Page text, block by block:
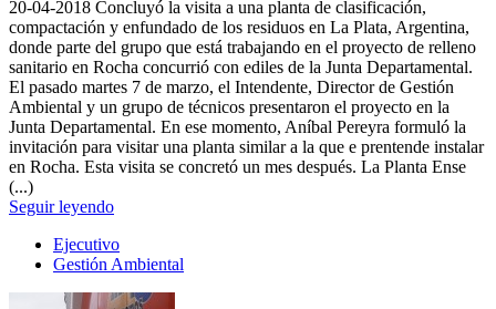
20-04-2018 Concluyó la visita a una planta de clasificación,
compactación y enfundado de los residuos en La Plata, Argentina,
donde parte del grupo que está trabajando en el proyecto de relleno
sanitario en Rocha concurrió con ediles de la Junta Departamental.
El pasado martes 7 de marzo, el Intendente, Director de Gestión
Ambiental y un grupo de técnicos presentaron el proyecto en la
Junta Departamental. En ese momento, Aníbal Pereyra formuló la
invitación para visitar una planta similar a la que e prentende instalar
en Rocha. Esta visita se concretó un mes después. La Planta Ense
(...)
Seguir leyendo
Ejecutivo
Gestión Ambiental